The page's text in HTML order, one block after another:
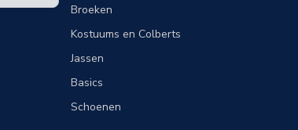
Broeken
Kostuums en Colberts
Jassen
Basics
Schoenen